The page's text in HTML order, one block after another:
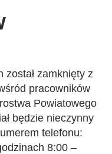
został zamknięty z
pracowników
Powiatowego
będzie nieczynny
telefonu:
8:00 –